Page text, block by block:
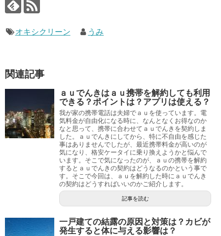
オキシクリーン うみ
関連記事
ａｕでんきはａｕ携帯を解約しても利用
できる？ポイントは？アプリは使える？
我が家の携帯電話は夫婦でａｕを使っています。電
気料金が自由化になる時に、なんとなくお得なのか
なと思って、携帯に合わせてａｕでんきを契約しま
した。ａｕでんきにしてから、特に不自由を感じた
事はありませんでしたが、最近携帯料金が高いのが
気になり、格安ケータイに乗り換えようかと悩んで
います。そこで気になったのが、ａｕの携帯を解約
するとａｕでんきの契約はどうなるのかという事で
す。そこで今回は、ａｕを解約した時にａｕでんき
の契約はどうすればいいのかご紹介します。
記事を読む
一戸建ての結露の原因と対策は？カビが
発生すると体に与える影響は？